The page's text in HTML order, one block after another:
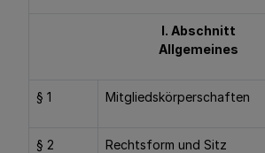
I. Abschnitt
Allgemeines
§ 1 Mitgliedskörperschaften
§ 2 Rechtsform und Sitz